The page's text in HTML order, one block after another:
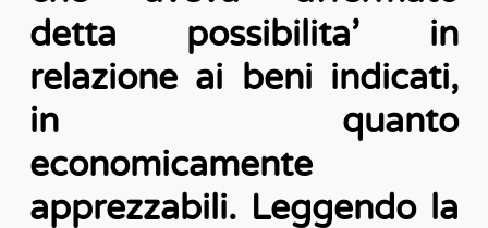
detta possibilita’ in
relazione ai beni indicati,
in quanto
economicamente
apprezzabili. Leggendo la